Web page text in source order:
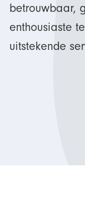
betrouwbaar,
enthousiaste
uitstekende